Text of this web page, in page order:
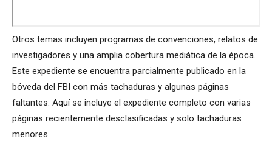
Otros temas incluyen programas de convenciones, relatos de
investigadores y una amplia cobertura mediática de la época.
Este expediente se encuentra parcialmente publicado en la
bóveda del FBI con más tachaduras y algunas páginas
faltantes. Aquí se incluye el expediente completo con varias
páginas recientemente desclasificadas y solo tachaduras
menores.